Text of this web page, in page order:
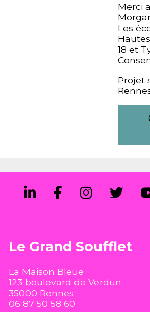
Merci
Les
18 et
Projet
Le Grand Soufflet
La Maison Bleue
123 boulevard de Verdun
35000 Rennes
06 87 50 58 60